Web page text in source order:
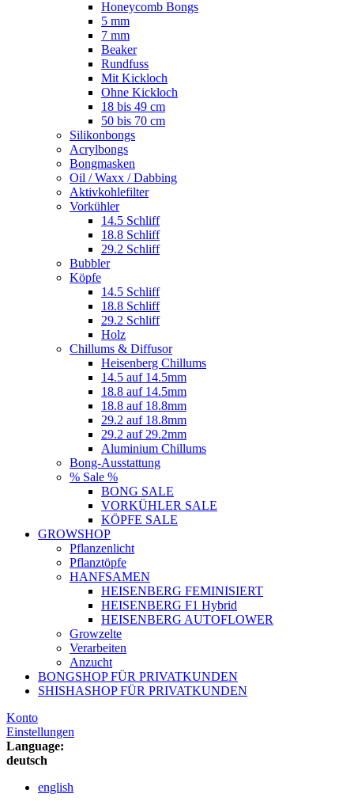
Honeycomb Bongs
5 mm
7 mm
Beaker
Rundfuss
Mit Kickloch
Ohne Kickloch
18 bis 49 cm
50 bis 70 cm
Silikonbongs
Acrylbongs
Bongmasken
Oil / Waxx / Dabbing
Aktivkohlefilter
Vorkühler
14.5 Schliff
18.8 Schliff
29.2 Schliff
Bubbler
Köpfe
14.5 Schliff
18.8 Schliff
29.2 Schliff
Holz
Chillums & Diffusor
Heisenberg Chillums
14.5 auf 14.5mm
18.8 auf 14.5mm
18.8 auf 18.8mm
29.2 auf 18.8mm
29.2 auf 29.2mm
Aluminium Chillums
Bong-Ausstattung
% Sale %
BONG SALE
VORKÜHLER SALE
KÖPFE SALE
GROWSHOP
Pflanzenlicht
Pflanztöpfe
HANFSAMEN
HEISENBERG FEMINISIERT
HEISENBERG F1 Hybrid
HEISENBERG AUTOFLOWER
Growzelte
Verarbeiten
Anzucht
BONGSHOP FÜR PRIVATKUNDEN
SHISHASHOP FÜR PRIVATKUNDEN
Konto
Einstellungen
Language:
deutsch
english